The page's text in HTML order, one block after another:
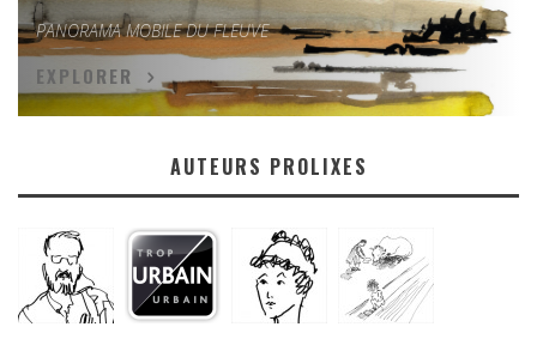
PANORAMA MOBILE DU FLEUVE
EXPLORER
AUTEURS PROLIXES